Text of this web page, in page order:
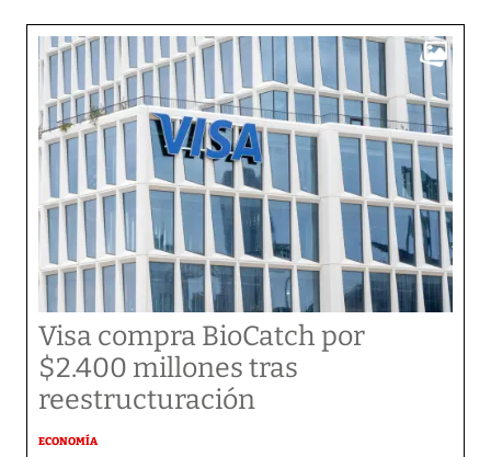
Visa compra BioCatch por
$2.400 millones tras
reestructuración
ECONOMÍA